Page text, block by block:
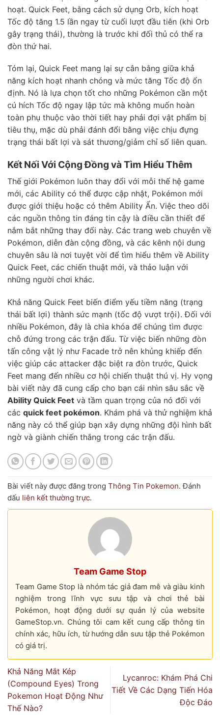
hoạt. Quick Feet, bằng cách sử dụng Orb, kích hoạt
Tốc độ tăng 1.5 lần ngay từ cuối lượt đầu tiên (khi Orb
gây trạng thái), thường là trước khi đối thủ có thể ra
đòn thứ hai.
Tóm lại, Quick Feet mang lại sự cân bằng giữa khả
năng kích hoạt nhanh chóng và mức tăng Tốc độ ổn
định. Nó là lựa chọn tốt cho những Pokémon cần một
cú hích Tốc độ ngay lập tức mà không muốn hoàn
toàn phụ thuộc vào thời tiết hay phải đợi vật phẩm bị
tiêu thụ, mặc dù phải đánh đổi bằng việc chịu đựng
trạng thái bất lợi và sát thương/giảm chỉ số liên quan.
Kết Nối Với Cộng Đồng và Tìm Hiểu Thêm
Thế giới Pokémon luôn thay đổi với mỗi thế hệ game
mới, các Ability có thể được cập nhật, Pokémon mới
được giới thiệu hoặc có thêm Ability Ẩn. Việc theo dõi
các nguồn thông tin đáng tin cậy là điều cần thiết để
nắm bắt những thay đổi này. Các trang web chuyên về
Pokémon, diễn đàn cộng đồng, và các kênh nội dung
chuyên sâu là nơi tuyệt vời để tìm hiểu thêm về Ability
Quick Feet, các chiến thuật mới, và thảo luận với
những người chơi khác.
Khả năng Quick Feet biến điểm yếu tiềm năng (trạng
thái bất lợi) thành sức mạnh (tốc độ vượt trội). Đối với
nhiều Pokémon, đây là chìa khóa để chúng tìm được
chỗ đứng trong các trận đấu. Từ việc biến những đòn
tấn công vật lý như Facade trở nên khủng khiếp đến
việc giúp các attacker đặc biệt ra đòn trước, Quick
Feet mang đến nhiều cơ hội chiến thuật thú vị. Hy vọng
bài viết này đã cung cấp cho bạn cái nhìn sâu sắc về
Ability Quick Feet và tầm quan trọng của nó đối với
các quick feet pokémon. Khám phá và thử nghiệm khả
năng này có thể giúp bạn xây dựng những đội hình bất
ngờ và giành chiến thắng trong các trận đấu.
Bài viết này được đăng trong Thông Tin Pokemon. Đánh
dấu liên kết thường trực.
Team Game Stop
Team Game Stop là nhóm tác giả đam mê và giàu kinh
nghiệm trong lĩnh vực sưu tập và chơi thẻ bài
Pokémon, hoạt động dưới sự quản lý của website
GameStop.vn. Chúng tôi cam kết cung cấp thông tin
chính xác, hữu ích, từ hướng dẫn sưu tập thẻ Pokémon
có giá trị.
Khả Năng Mắt Kép
(Compound Eyes) Trong
Pokemon Hoạt Động Như
Thế Nào?
Lycanroc: Khám Phá Chi
Tiết Về Các Dạng Tiến Hóa
Độc Đáo